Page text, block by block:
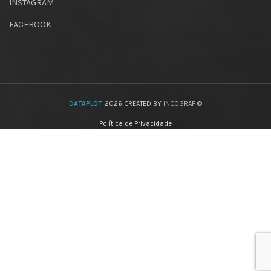
INSTAGRAM
FACEBOOK
DATAPLOT 2026 CREATED BY INCOGRAF ©
Política de Privacidade